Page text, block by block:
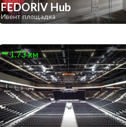
FEDORIV Hub
Ивент площадка
1.73 км